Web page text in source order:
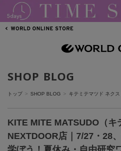
SHOP BLOG
トップ SHOP BLOG キテミテマツド ネクス
KITE MITE MATSUDO（キ
NEXTDOOR店｜7/27・28